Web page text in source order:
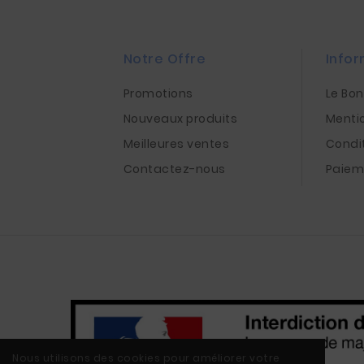
Nous utilisons des cookies pour améliorer votre
Notre Offre
Promotions
Nouveaux produits
Meilleures ventes
Contactez-nous
Le